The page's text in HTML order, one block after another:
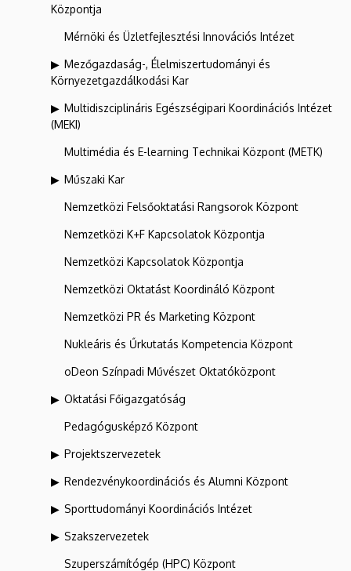
Központja
Mérnöki és Üzletfejlesztési Innovációs Intézet
Mezőgazdaság-, Élelmiszertudományi és
Környezetgazdálkodási Kar
Multidiszciplináris Egészségipari Koordinációs Intézet
(MEKI)
Multimédia és E-learning Technikai Központ (METK)
Műszaki Kar
Nemzetközi Felsőoktatási Rangsorok Központ
Nemzetközi K+F Kapcsolatok Központja
Nemzetközi Kapcsolatok Központja
Nemzetközi Oktatást Koordináló Központ
Nemzetközi PR és Marketing Központ
Nukleáris és Űrkutatás Kompetencia Központ
oDeon Színpadi Művészet Oktatóközpont
Oktatási Főigazgatóság
Pedagógusképző Központ
Projektszervezetek
Rendezvénykoordinációs és Alumni Központ
Sporttudományi Koordinációs Intézet
Szakszervezetek
Szuperszámítógép (HPC) Központ